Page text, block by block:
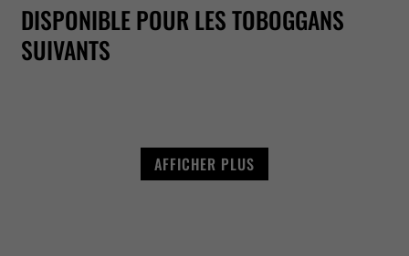
DISPONIBLE POUR LES TOBOGGANS
SUIVANTS
WR1040
RR1200
CHUTE LIBRE
AFFICHER PLUS